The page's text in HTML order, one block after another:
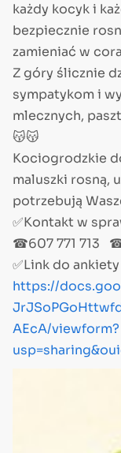
każdy kocyk i
bezpiecznie
zamieniać w
Z góry ślicznie
sympatykom i
mlecznych,
😽😽
Kociogrodzkie
maluszki rosną,
potrzebują
✅Kontakt w
☎607 771 713
✅Link do
https://
AEcA/viewform?